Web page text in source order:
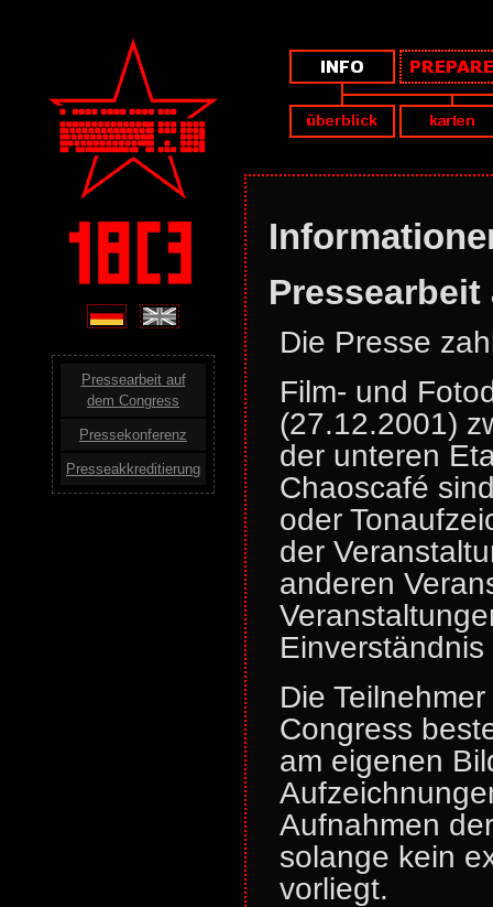
Pressearbeit auf
dem Congress
Pressekonferenz
Presseakkreditierung
Die Presse
Film- und
(27.12.2001)
der unteren
Chaoscafé
oder
der
anderen
Die
Congress
am eigenen
Aufnahmen
solange kein
vorliegt.